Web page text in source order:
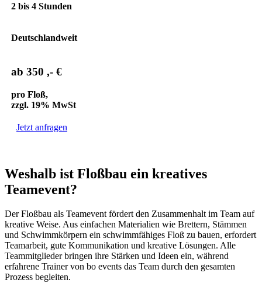
2 bis 4 Stunden
Deutschlandweit
ab 350 ,- €
pro Floß,
zzgl. 19% MwSt
Jetzt anfragen
Weshalb ist Floßbau ein kreatives
Teamevent?
Der Floßbau als Teamevent fördert den Zusammenhalt im Team auf
kreative Weise. Aus einfachen Materialien wie Brettern, Stämmen
und Schwimmkörpern ein schwimmfähiges Floß zu bauen, erfordert
Teamarbeit, gute Kommunikation und kreative Lösungen. Alle
Teammitglieder bringen ihre Stärken und Ideen ein, während
erfahrene Trainer von bo events das Team durch den gesamten
Prozess begleiten.